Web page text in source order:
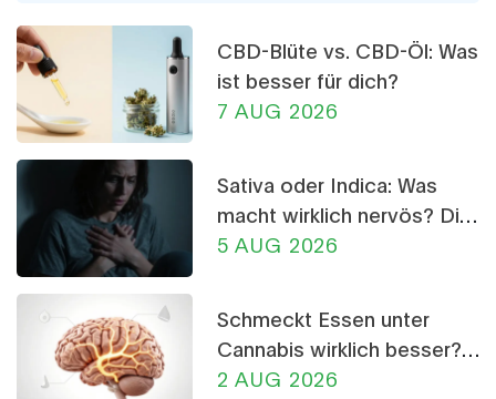
Wissenschaft von THCV und seine potenziellen
Vorteile ein.
CBD-Blüte vs. CBD-Öl: Was
ist besser für dich?
7 AUG 2026
Sativa oder Indica: Was
macht wirklich nervös? Die
Wahrheit über CBD-
5 AUG 2026
Schmeckt Essen unter
Cannabis wirklich besser?
Die Wissenschaft dahinter
2 AUG 2026